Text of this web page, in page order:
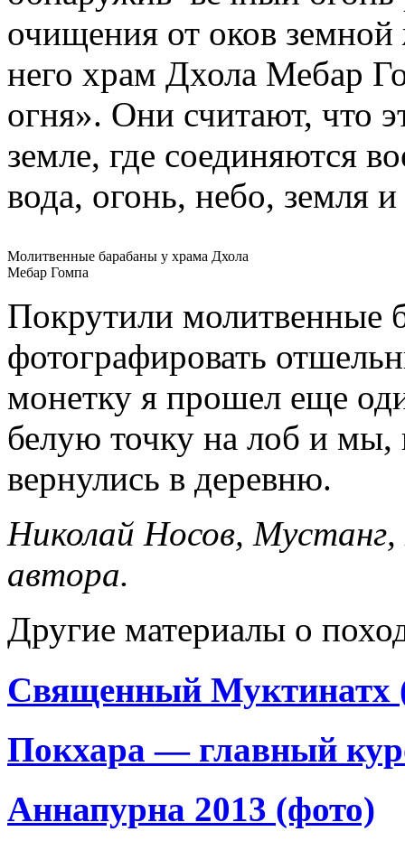
очищения от оков
него храм Дхола Мебар
огня». Они считают, что
земле, где соединяются
вода, огонь, небо, земля
Молитвенные барабаны у храма Дхола
Мебар Гомпа
Покрутили молитвенные
фотографировать
монетку я прошел еще
белую точку на лоб и мы,
вернулись в деревню.
Николай Носов,
автора.
Другие материалы о
Священный Муктинатх
Покхара — главный
Аннапурна 2013 (фото)